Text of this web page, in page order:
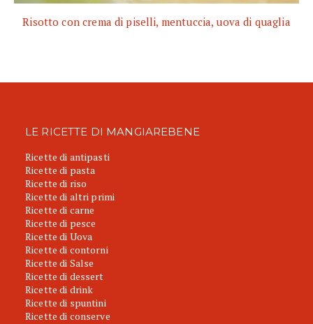
Risotto con crema di piselli, mentuccia, uova di quaglia
LE RICETTE DI MANGIAREBENE
Ricette di antipasti
Ricette di pasta
Ricette di riso
Ricette di altri primi
Ricette di carne
Ricette di pesce
Ricette di Uova
Ricette di contorni
Ricette di Salse
Ricette di dessert
Ricette di drink
Ricette di spuntini
Ricette di conserve